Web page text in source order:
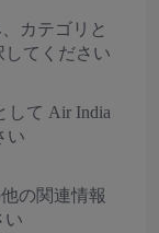
カテゴリと
してください
して Air India
い
の関連情報
い